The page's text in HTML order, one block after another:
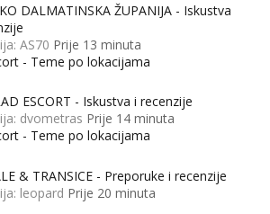
DALMATINSKA ŽUPANIJA - Iskustva
AS70 Prije 13 minuta
- Teme po lokacijama
ESCORT - Iskustva i recenzije
dvometras Prije 14 minuta
- Teme po lokacijama
& TRANSICE - Preporuke i recenzije
leopard Prije 20 minuta